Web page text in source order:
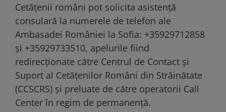
Cetăţenii români pot solicita asistenţă
consulară la numerele de telefon ale
Ambasadei României la Sofia: +35929712858
şi +35929733510, apelurile fiind
redirecţionate către Centrul de Contact şi
Suport al Cetăţenilor Români din Străinătate
(CCSCRS) şi preluate de către operatorii Call
Center în regim de permanenţă.